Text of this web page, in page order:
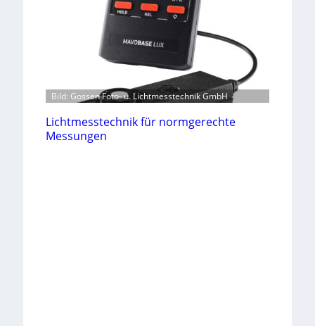
Bild: Gossen Foto- u. Lichtmesstechnik GmbH
Lichtmesstechnik für normgerechte
Messungen